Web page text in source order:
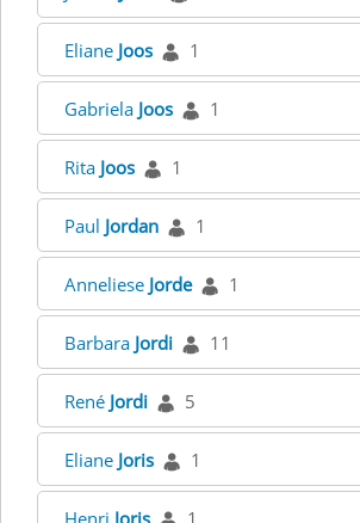
Eliane Joos 1
Gabriela Joos 1
Rita Joos 1
Paul Jordan 1
Anneliese Jorde 1
Barbara Jordi 11
René Jordi 5
Eliane Joris 1
Henri Joris 1